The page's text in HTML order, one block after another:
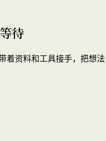
待
着资料和工具接手，把想法